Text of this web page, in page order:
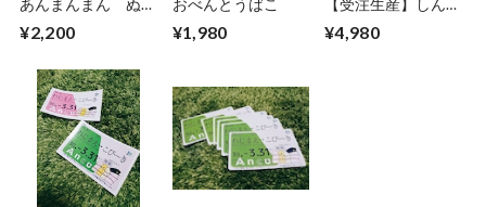
あんまんまん ぬい
けーす
¥2,200
おべんとうばこ
¥1,980
【受注生産】しんく
¥4,980